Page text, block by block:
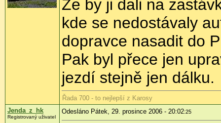
Že by ji dali na
kde se nedostávaly
dopravce nasadit do
Pak byl přece jen
jezdí stejně jen dálku.
Řada 700 - to nejlepší z Karosy
Jenda_z_hk
Registrovaný uživatel
Odesláno Pátek, 29. prosince 2006 - 20:02:25